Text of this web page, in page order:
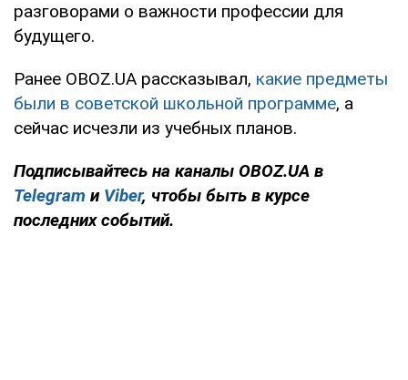
разговорами о важности профессии для
будущего.
Ранее OBOZ.UA рассказывал, какие предметы
были в советской школьной программе, а
сейчас исчезли из учебных планов.
Подписывайтесь на каналы OBOZ.UA в
Telegram и Viber, чтобы быть в курсе
последних событий.